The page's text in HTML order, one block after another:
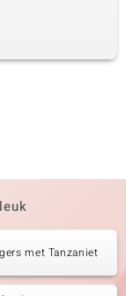
met Tanzaniet